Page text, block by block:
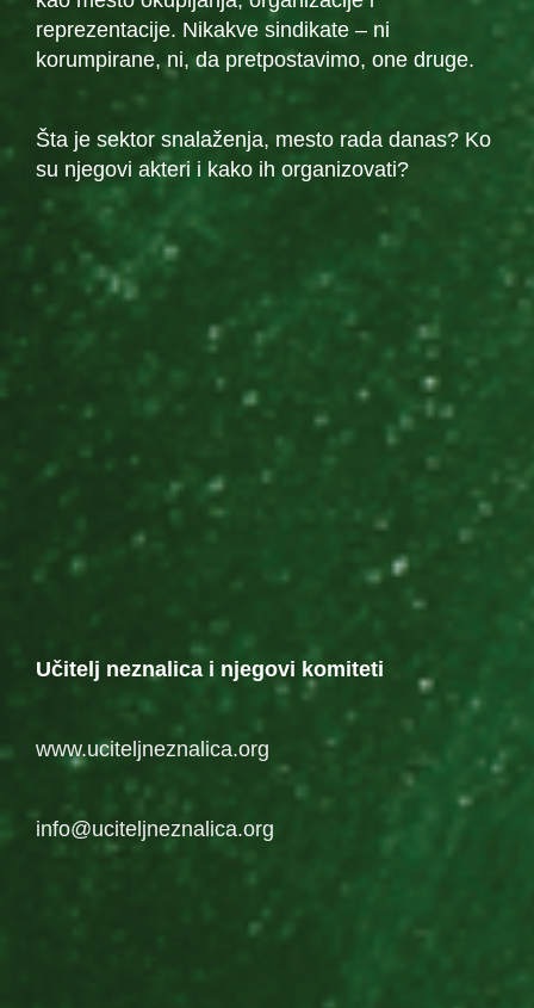
reprezentacije. Nikakve sindikate – ni
korumpirane, ni, da pretpostavimo, one druge.
Šta je sektor snalaženja, mesto rada danas? Ko
su njegovi akteri i kako ih organizovati?
Učitelj neznalica i njegovi komiteti
www.uciteljneznalica.org
info@uciteljneznalica.org